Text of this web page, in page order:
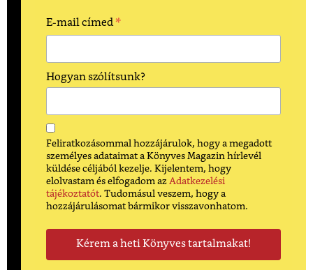
E-mail címed *
Hogyan szólítsunk?
Feliratkozásommal hozzájárulok, hogy a megadott
személyes adataimat a Könyves Magazin hírlevél
küldése céljából kezelje. Kijelentem, hogy
elolvastam és elfogadom az Adatkezelési
tájékoztatót. Tudomásul veszem, hogy a
hozzájárulásomat bármikor visszavonhatom.